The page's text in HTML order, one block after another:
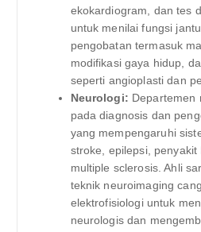
ekokardiogram, dan tes
untuk menilai fungsi
pengobatan termasuk
modifikasi gaya hidup,
seperti angioplasti dan
Neurologi: Departemen
pada diagnosis dan
yang mempengaruhi
stroke, epilepsi, penyakit
multiple sclerosis. Ahli
teknik neuroimaging
elektrofisiologi untuk
neurologis dan